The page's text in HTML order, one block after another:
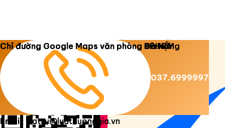
Copyright 2026 © Luật Dương Gia